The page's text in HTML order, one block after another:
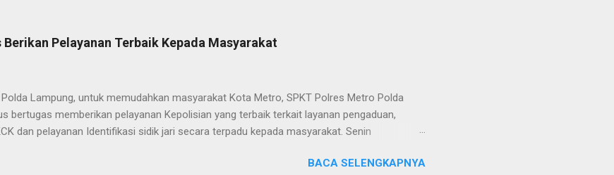
Pelayanan Terbaik Kepada Masyarakat
Lampung, untuk memudahkan masyarakat Kota Metro, SPKT Polres Metro Polda
bertugas memberikan pelayanan Kepolisian yang terbaik terkait layanan pengaduan,
dan pelayanan Identifikasi sidik jari secara terpadu kepada masyarakat. Senin
berusaha memberikan pelayanan terbaik kepada masyarakat. Kapolres Metro AKBP
BACA SELENGKAPNYA